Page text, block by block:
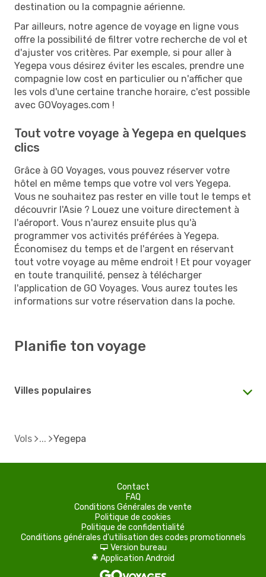
destination ou la compagnie aérienne.
Par ailleurs, notre agence de voyage en ligne vous
offre la possibilité de filtrer votre recherche de vol et
d'ajuster vos critères. Par exemple, si pour aller à
Yegepa vous désirez éviter les escales, prendre une
compagnie low cost en particulier ou n'afficher que
les vols d'une certaine tranche horaire, c'est possible
avec GOVoyages.com !
Tout votre voyage à Yegepa en quelques
clics
Grâce à GO Voyages, vous pouvez réserver votre
hôtel en même temps que votre vol vers Yegepa.
Vous ne souhaitez pas rester en ville tout le temps et
découvrir l'Asie ? Louez une voiture directement à
l'aéroport. Vous n'aurez ensuite plus qu'à
programmer vos activités préférées à Yegepa.
Économisez du temps et de l'argent en réservant
tout votre voyage au même endroit ! Et pour voyager
en toute tranquilité, pensez à télécharger
l'application de GO Voyages. Vous aurez toutes les
informations sur votre réservation dans la poche.
Planifie ton voyage
Villes populaires
Vols Yegepa
Contact
FAQ
Conditions Générales de vente
Politique de cookies
Politique de confidentialité
Conditions générales d'utilisation des codes promotionnels
d Version bureau
A Application Android